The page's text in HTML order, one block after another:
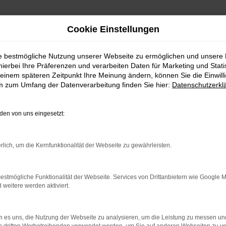
nach
finde deinen Mini
Wir von MeinAuto Gebrauchtwagen halten
Unser Unternehmen ist auf junge
Worten sparst du beim Kauf eines Mini für
Fahrzeug. Was uns auszeichnet, ist unser
Mini direkt vor die Haustür stellen – ob in
kannst. Und das landesweit.
Cookie Einstellungen
bestmögliche Nutzung unserer Webseite zu ermöglichen und unsere
Ihre Präferenzen und verarbeiten Daten für Marketing und
späteren Zeitpunkt Ihre Meinung ändern, können Sie die
zum Umfang der Datenverarbeitung finden Sie hier:
von uns eingesetzt:
um die Kernfunktionalität der Webseite zu gewährleisten.
Funktionalität der Webseite. Services von Drittanbietern wie Google
weitere werden aktiviert.
es uns, die Nutzung der Webseite zu analysieren, um die Leistung zu messen